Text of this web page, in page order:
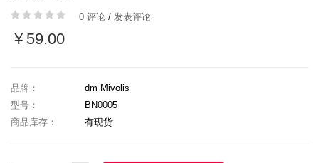
0 评论 / 发表评论
￥59.00
品牌：
dm Mivolis
型号：
BN0005
商品库存：
有现货